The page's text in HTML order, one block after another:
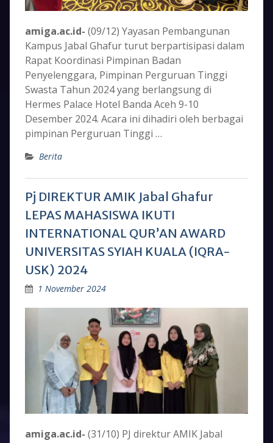
amiga.ac.id- (09/12) Yayasan Pembangunan
Kampus Jabal Ghafur turut berpartisipasi dalam
Rapat Koordinasi Pimpinan Badan
Penyelenggara, Pimpinan Perguruan Tinggi
Swasta Tahun 2024 yang berlangsung di
Hermes Palace Hotel Banda Aceh 9-10
Desember 2024. Acara ini dihadiri oleh berbagai
pimpinan Perguruan Tinggi …
Berita
Pj DIREKTUR AMIK Jabal Ghafur
LEPAS MAHASISWA IKUTI
INTERNATIONAL QUR’AN AWARD
UNIVERSITAS SYIAH KUALA (IQRA-
USK) 2024
1 November 2024
amiga.ac.id- (31/10) PJ direktur AMIK Jabal